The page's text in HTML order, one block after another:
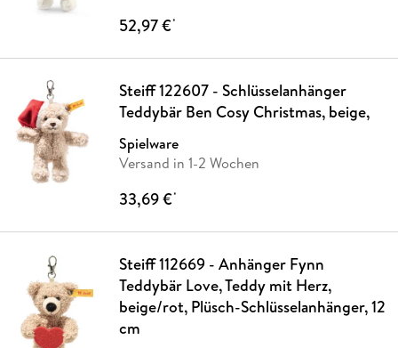
52,97 €*
Steiff 122607 - Schlüsselanhänger
Teddybär Ben Cosy Christmas, beige,
Spielware
Versand in 1-2 Wochen
33,69 €*
Steiff 112669 - Anhänger Fynn
Teddybär Love, Teddy mit Herz,
beige/rot, Plüsch-Schlüsselanhänger, 12
cm